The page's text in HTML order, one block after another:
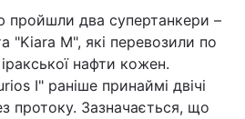
пройшли два супертанкери –
"Kiara M", які перевозили по
нафти кожен.
I" раніше принаймі двічі
протоку. Зазначається, що